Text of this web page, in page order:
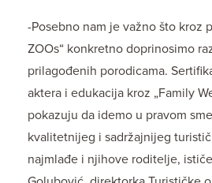
-Posebno nam je važno što kroz
ZOOs“ konkretno doprinosimo
prilagođenih porodicama.
aktera i edukacija kroz „Family
pokazuju da idemo u pravom
kvalitetnijeg i sadržajnijeg
najmlađe i njihove roditelje,